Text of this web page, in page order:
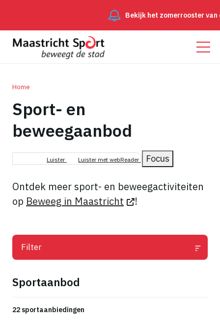
Bekijk het zomerrooster van de
Kruimelpad
Home
Sport- en
beweegaanbod
Luister Luister met webReader Focus
Ontdek meer sport- en beweegactiviteiten
op Beweeg in Maastricht !
Filter
Sportaanbod
22 sportaanbiedingen